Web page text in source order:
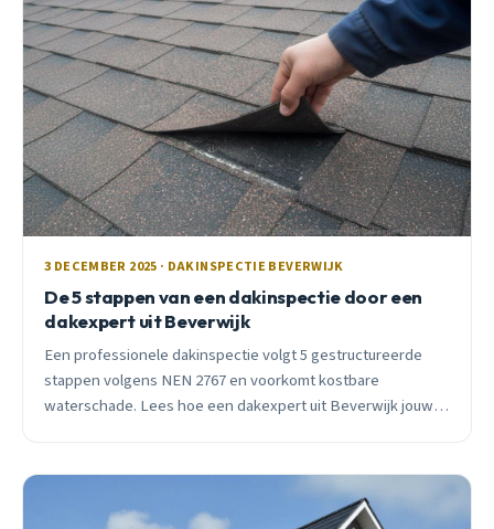
3 DECEMBER 2025 · DAKINSPECTIE BEVERWIJK
De 5 stappen van een dakinspectie door een
dakexpert uit Beverwijk
Een professionele dakinspectie volgt 5 gestructureerde
stappen volgens NEN 2767 en voorkomt kostbare
waterschade. Lees hoe een dakexpert uit Beverwijk jouw